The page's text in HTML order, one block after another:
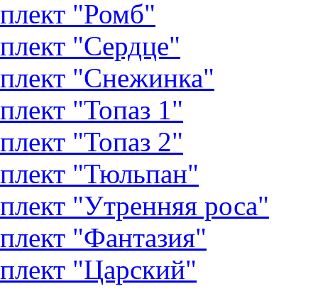
"Ромб"
"Сердце"
"Снежинка"
"Топаз 1"
"Топаз 2"
"Тюльпан"
"Утренняя роса"
"Фантазия"
"Царский"